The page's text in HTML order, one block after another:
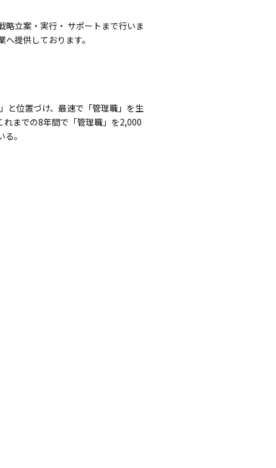
立案・実行・ サポートまで行いま
提供しております。
と位置づけ、最速で「管理職」を生
までの8年間で「管理職」を2,000
。